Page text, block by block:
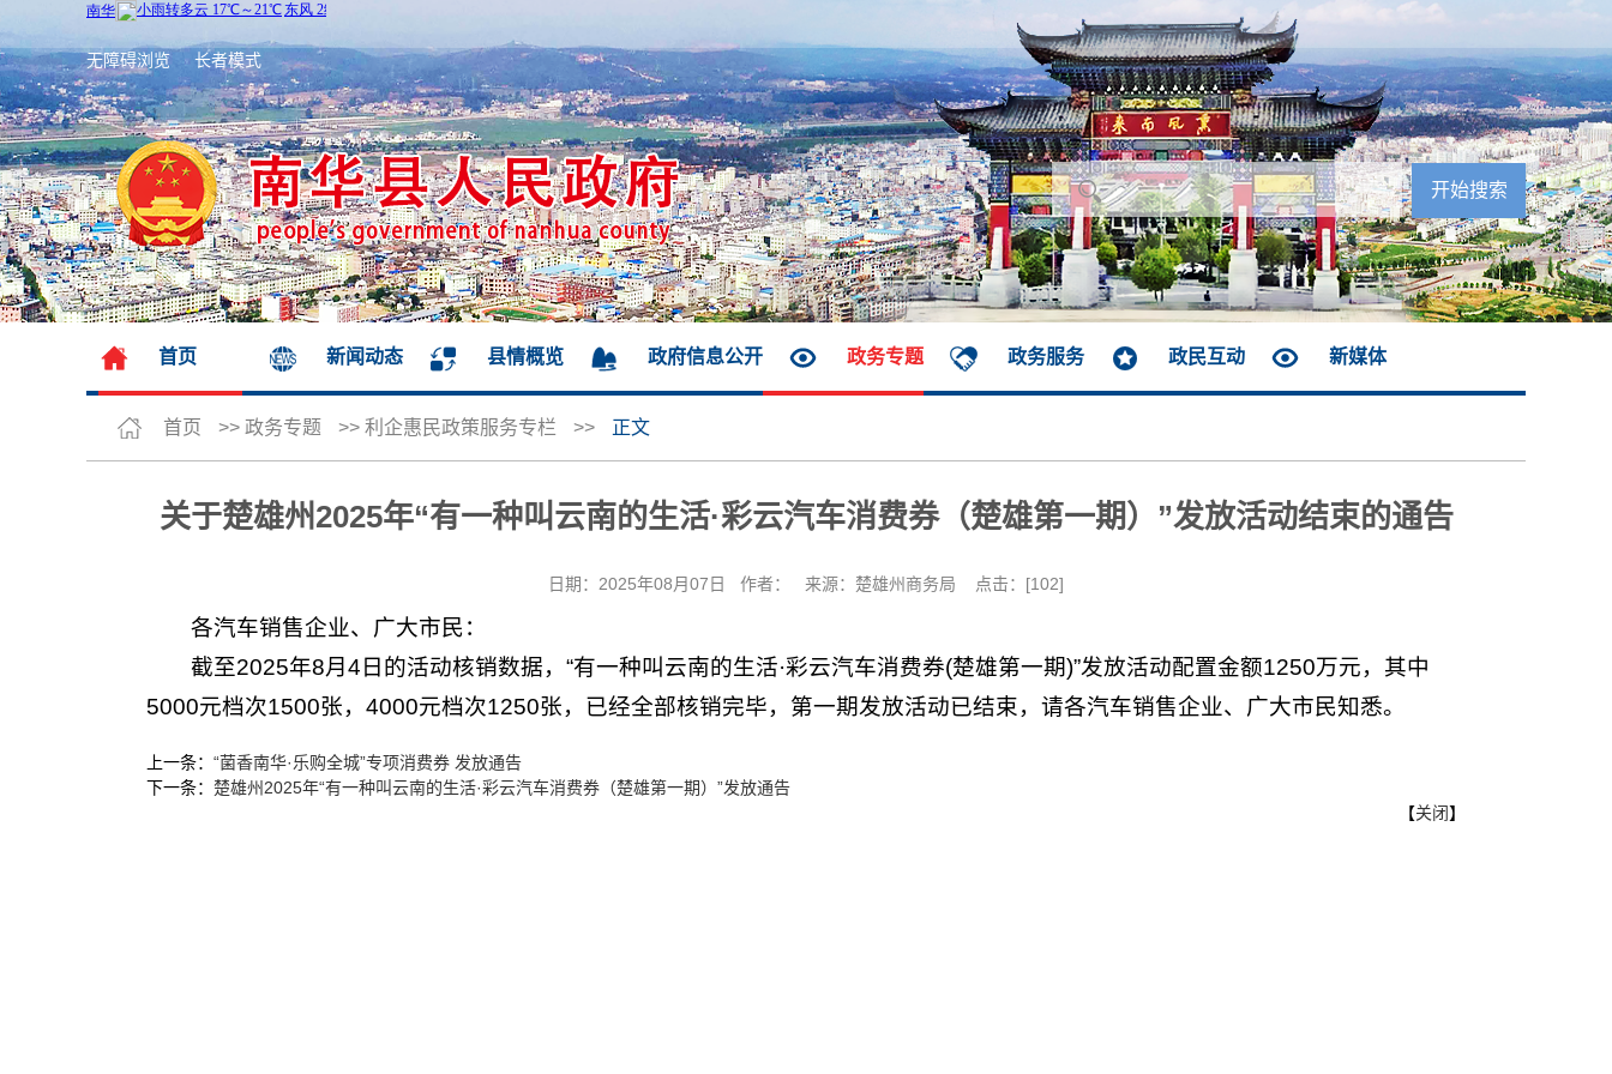
无障碍浏览 长者模式
首页 新闻动态 县情概览 政府信息公开 政务专题 政务服务 政民互动 新媒体
首页 >> 政务专题 >> 利企惠民政策服务专栏 >> 正文
关于楚雄州2025年“有一种叫云南的生活·彩云汽车消费券（楚雄第一期）”发放活动结束的通告
日期：2025年08月07日 作者： 来源：楚雄州商务局 点击：[102]
各汽车销售企业、广大市民：
截至2025年8月4日的活动核销数据，“有一种叫云南的生活·彩云汽车消费券(楚雄第一期)”发放活动配置金额1250万元，其中
5000元档次1500张，4000元档次1250张，已经全部核销完毕，第一期发放活动已结束，请各汽车销售企业、广大市民知悉。
上一条： “菌香南华·乐购全城”专项消费券 发放通告
下一条： 楚雄州2025年“有一种叫云南的生活·彩云汽车消费券（楚雄第一期）”发放通告
【关闭】